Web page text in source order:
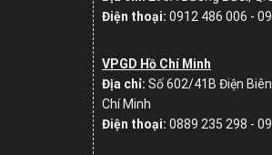
Điện thoại: 0912 486 006 -
VPGD Hồ Chí Minh
Địa chỉ: Số602/41B Điện
Chí Minh
Điện thoại: 0889 235 298 -